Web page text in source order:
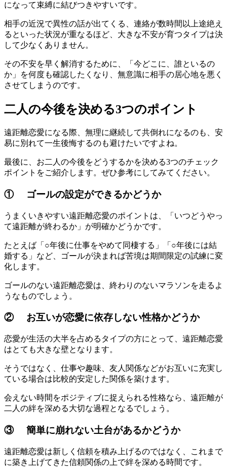
になって束縛に結びつきやすいです。
相手の近況で異性の話が出てくる、連絡が数時間以上途絶え
るといった状況が重なるほど、大きな不安が育つタイプは決
して少なくありません。
その不安を早く解消するために、「今どこに、誰といるの
か」を何度も確認したくなり、無意識に相手の居心地を悪く
させてしまうのです。
二人の今後を決める3つのポイント
遠距離恋愛になる際、無理に継続して共倒れになるのも、安
易に別れて一生後悔するのも避けたいですよね。
最後に、お二人の今後をどうするかを決める3つのチェック
ポイントをご紹介します。ぜひ参考にしてみてください。
① ゴールの設定ができるかどうか
うまくいきやすい遠距離恋愛のポイントは、「いつどうやっ
て遠距離が終わるか」が明確かどうかです。
たとえば「○年後に仕事をやめて同棲する」「○年後には結
婚する」など、ゴールが決まれば苦境は期間限定の試練に変
化します。
ゴールのない遠距離恋愛は、終わりのないマラソンを走るよ
うなものでしょう。
② お互いが恋愛に依存しない性格かどうか
恋愛が生活の大半を占めるタイプの方にとって、遠距離恋愛
はとても大きな壁となります。
そうではなく、仕事や趣味、友人関係などがお互いに充実し
ている場合は比較的安定した関係を築けます。
会えない時間をポジティブに捉えられる性格なら、遠距離が
二人の絆を深める大切な過程となるでしょう。
③ 簡単に崩れない土台があるかどうか
遠距離恋愛は新しく信頼を積み上げるのではなく、これまで
に築き上げてきた信頼関係の上で絆を深める時間です。